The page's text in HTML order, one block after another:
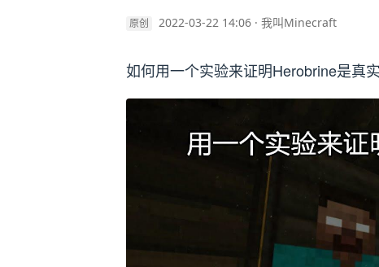
原创 2022-03-22 14:06 · 我叫Minecraft
如何用一个实验来证明Herobrine是真